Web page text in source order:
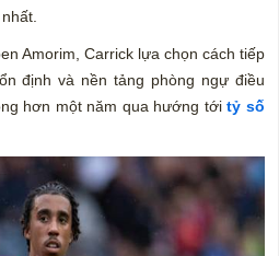
Amorim, Carrick lựa chọn cách tiếp
định và nền tảng phòng ngự điều
hơn một năm qua hướng tớitỷ số